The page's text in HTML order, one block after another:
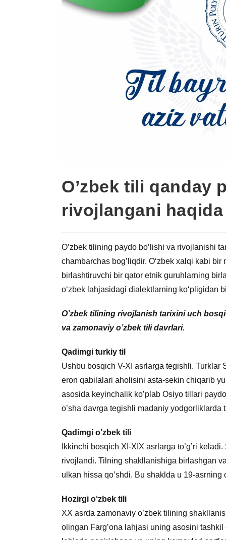
O’zbek tili qanday
rivojlangani
O’zbek tilining paydo bo’lishi va rivojlanishi
chambarchas bog’liqdir. O‘zbek xalqi kabi
birlashtiruvchi bir qator etnik guruhlarning
o‘zbek lahjasidagi dialektlarning ko‘pligidan
O’zbek tilining rivojlanish tarixini uch
va zamonaviy o’zbek tili davrlari.
Qadimgi turkiy til
Ushbu bosqich V-XI asrlarga tegishli. Turklar
eron qabilalari aholisini asta-sekin chiqarib
asosida keyinchalik ko’plab Osiyo tillari
o’sha davrga tegishli madaniy
Qadimgi o’zbek tili
Ikkinchi bosqich XI-XIX asrlarga to’g’ri
rivojlandi. Tilning shakllanishiga birlashgan
ulkan hissa qo’shdi. Bu shaklda u 19-
Hozirgi o‘zbek tili
XX asrda zamonaviy o’zbek tilining
olingan Farg’ona lahjasi uning asosini